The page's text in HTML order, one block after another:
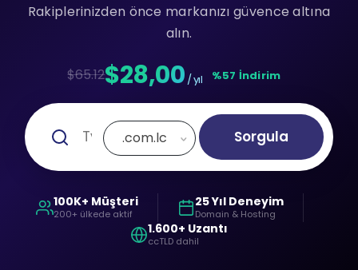
Rakiplerinizden önce markanızı güvence altına
alın.
$65.12$28,00 / yıl %57 İndirim
.com.lc Sorgula
100K+ Müşteri
200+ ülkede aktif
25 Yıl Deneyim
Domain & Hosting
1.600+ Uzantı
ccTLD dahil